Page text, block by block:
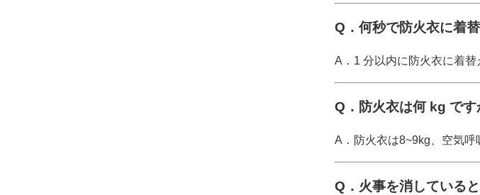
Q．何秒で防火衣に着
A．1 分以内に防火衣に着替
Q．防火衣は何 kg です
A．防火衣は8~9kg、空気呼
Q．火事を消している